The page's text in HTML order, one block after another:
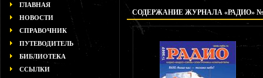
ГЛАВНАЯ
НОВОСТИ
СПРАВОЧНИК
ПУТЕВОДИТЕЛЬ
БИБЛИОТЕКА
ССЫЛКИ
СОДЕРЖАНИЕ ЖУРНАЛА «РАДИО» №